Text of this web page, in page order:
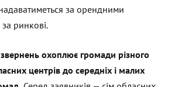
за орендними
ринкові.
охоплює громади різного
центрів до середніх і малих